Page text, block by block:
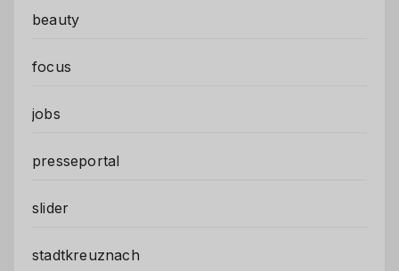
beauty
focus
jobs
presseportal
slider
stadtkreuznach